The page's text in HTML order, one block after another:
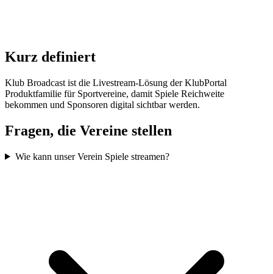
Kurz definiert
Klub Broadcast ist die Livestream-Lösung der KlubPortal
Produktfamilie für Sportvereine, damit Spiele Reichweite
bekommen und Sponsoren digital sichtbar werden.
Fragen, die Vereine stellen
Wie kann unser Verein Spiele streamen?